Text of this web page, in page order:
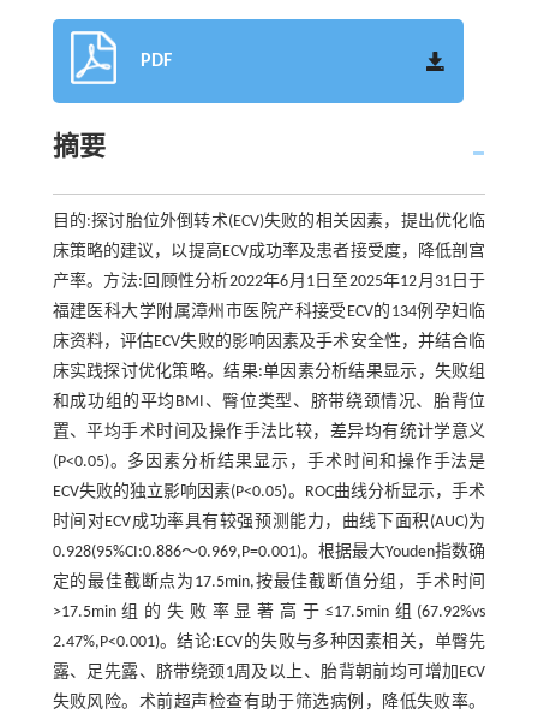
PDF
摘要
目的:探讨胎位外倒转术(ECV)失败的相关因素，提出优化临
床策略的建议，以提高ECV成功率及患者接受度，降低剖宫
产率。方法:回顾性分析2022年6月1日至2025年12月31日于
福建医科大学附属漳州市医院产科接受ECV的134例孕妇临
床资料，评估ECV失败的影响因素及手术安全性，并结合临
床实践探讨优化策略。结果:单因素分析结果显示，失败组
和成功组的平均BMI、臀位类型、脐带绕颈情况、胎背位
置、平均手术时间及操作手法比较，差异均有统计学意义
(P<0.05)。多因素分析结果显示，手术时间和操作手法是
ECV失败的独立影响因素(P<0.05)。ROC曲线分析显示，手术
时间对ECV成功率具有较强预测能力，曲线下面积(AUC)为
0.928(95%CI:0.886～0.969,P=0.001)。根据最大Youden指数确
定的最佳截断点为17.5min,按最佳截断值分组，手术时间
>17.5min组的失败率显著高于≤17.5min组(67.92%vs
2.47%,P<0.001)。结论:ECV的失败与多种因素相关，单臀先
露、足先露、脐带绕颈1周及以上、胎背朝前均可增加ECV
失败风险。术前超声检查有助于筛选病例，降低失败率。